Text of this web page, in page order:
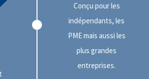
Conçu pour les
indépendants, les
PME mais aussi les
plus grandes
entreprises.